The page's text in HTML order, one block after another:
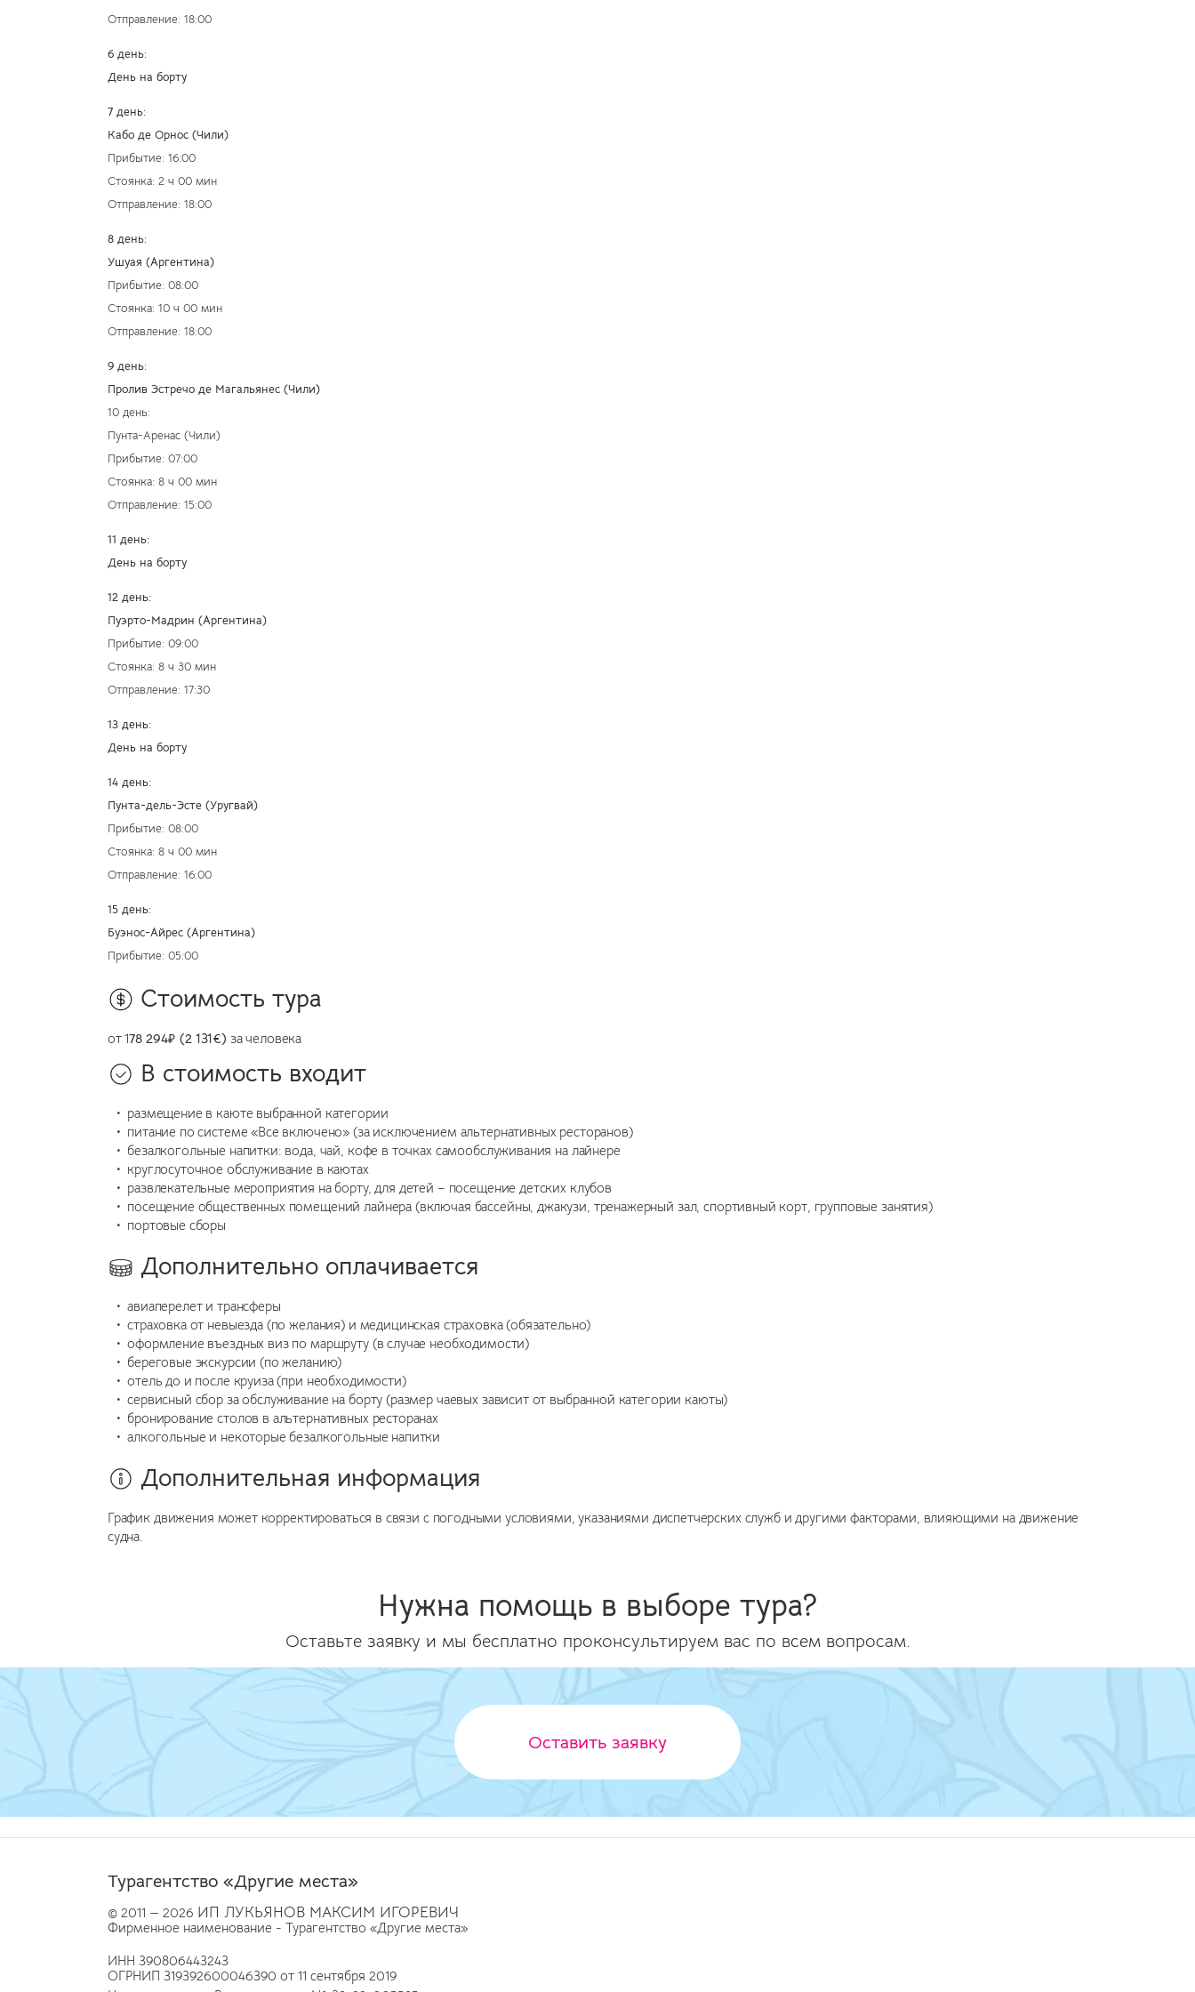
Отправление: 18:00
6 день:
День на борту
7 день:
Кабо де Орнос (Чили)
Прибытие: 16:00
Стоянка: 2 ч 00 мин
Отправление: 18:00
8 день:
Ушуая (Аргентина)
Прибытие: 08:00
Стоянка: 10 ч 00 мин
Отправление: 18:00
9 день:
Пролив Эстречо де Магальянес (Чили)
10 день:
Пунта-Аренас (Чили)
Прибытие: 07:00
Стоянка: 8 ч 00 мин
Отправление: 15:00
11 день:
День на борту
12 день:
Пуэрто-Мадрин (Аргентина)
Прибытие: 09:00
Стоянка: 8 ч 30 мин
Отправление: 17:30
13 день:
День на борту
14 день:
Пунта-дель-Эсте (Уругвай)
Прибытие: 08:00
Стоянка: 8 ч 00 мин
Отправление: 16:00
15 день:
Буэнос-Айрес (Аргентина)
Прибытие: 05:00
Стоимость тура
от 178 294₽ (2 131€) за человека
В стоимость входит
размещение в каюте выбранной категории
питание по системе «Все включено» (за исключением альтернативных ресторанов)
безалкогольные напитки: вода, чай, кофе в точках самообслуживания на лайнере
круглосуточное обслуживание в каютах
развлекательные мероприятия на борту, для детей – посещение детских клубов
посещение общественных помещений лайнера (включая бассейны, джакузи, тренажерный зал, спортивный корт, групповые занятия)
портовые сборы
Дополнительно оплачивается
авиаперелет и трансферы
страховка от невыезда (по желания) и медицинская страховка (обязательно)
оформление въездных виз по маршруту (в случае необходимости)
береговые экскурсии (по желанию)
отель до и после круиза (при необходимости)
сервисный сбор за обслуживание на борту (размер чаевых зависит от выбранной категории каюты)
бронирование столов в альтернативных ресторанах
алкогольные и некоторые безалкогольные напитки
Дополнительная информация
График движения может корректироваться в связи с погодными условиями, указаниями диспетчерских служб и другими факторами, влияющими на движение
судна.
Нужна помощь в выборе тура?
Оставьте заявку и мы бесплатно проконсультируем вас по всем вопросам.
Оставить заявку
Турагентство «Другие места»
© 2011 — 2026 ИП ЛУКЬЯНОВ МАКСИМ ИГОРЕВИЧ
Фирменное наименование - Турагентство «Другие места»
ИНН 390806443243
ОГРНИП 319392600046390 от 11 сентября 2019